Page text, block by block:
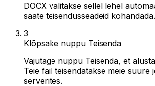
DOCX valitakse sellel lehel
saate teisendusseadeid kohandada.
3
Klõpsake nuppu Teisenda
Vajutage nuppu Teisenda, et
Teie fail teisendatakse meie suure
serverites.